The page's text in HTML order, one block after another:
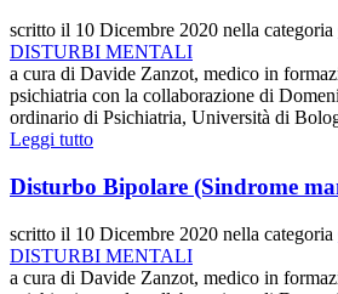
scritto il 10 Dicembre 2020 nella categoria
DISTURBI MENTALI
a cura di Davide Zanzot, medico in
psichiatria con la collaborazione di
ordinario di Psichiatria, Università di
Leggi tutto
Disturbo Bipolare (Sindrome
scritto il 10 Dicembre 2020 nella categoria
DISTURBI MENTALI
a cura di Davide Zanzot, medico in